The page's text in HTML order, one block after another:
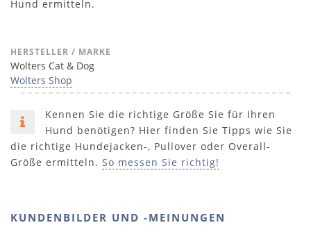
Hund ermitteln.
HERSTELLER / MARKE
Wolters Cat & Dog
Wolters Shop
Kennen Sie die richtige Größe Sie für Ihren
Hund benötigen? Hier finden Sie Tipps wie Sie
die richtige Hundejacken-, Pullover oder Overall-
Größe ermitteln. So messen Sie richtig!
KUNDENBILDER UND -MEINUNGEN